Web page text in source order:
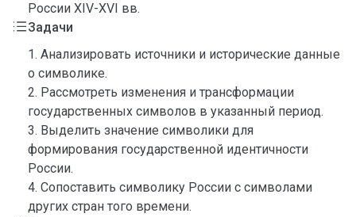
России XIV-XVI вв.
Задачи
1. Анализировать источники и исторические данные
о символике.
2. Рассмотреть изменения и трансформации
государственных символов в указанный период.
3. Выделить значение символики для
формирования государственной идентичности
России.
4. Сопоставить символику России с символами
других стран того времени.